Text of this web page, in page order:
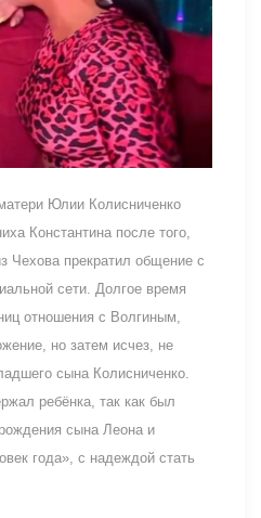
Юлии Колисниченко
Константина после того,
Чехова прекратил общение с
сети. Долгое время
отношения с Волгиным,
но затем исчез, не
сына Колисниченко.
ребёнка, так как был
сына Леона и
года», с надеждой стать